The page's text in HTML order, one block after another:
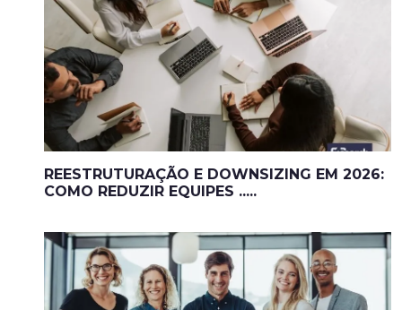
REESTRUTURAÇÃO E DOWNSIZING EM 2026:
COMO REDUZIR EQUIPES .....